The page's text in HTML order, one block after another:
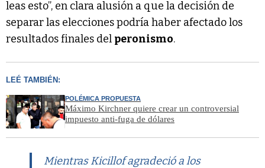
leas esto”, en clara alusión a que la decisión de
separar las elecciones podría haber afectado los
resultados finales del peronismo.
LEÉ TAMBIÉN:
POLÉMICA PROPUESTA
Máximo Kirchner quiere crear un controversial
impuesto anti-fuga de dólares
Mientras Kicillof agradeció a los